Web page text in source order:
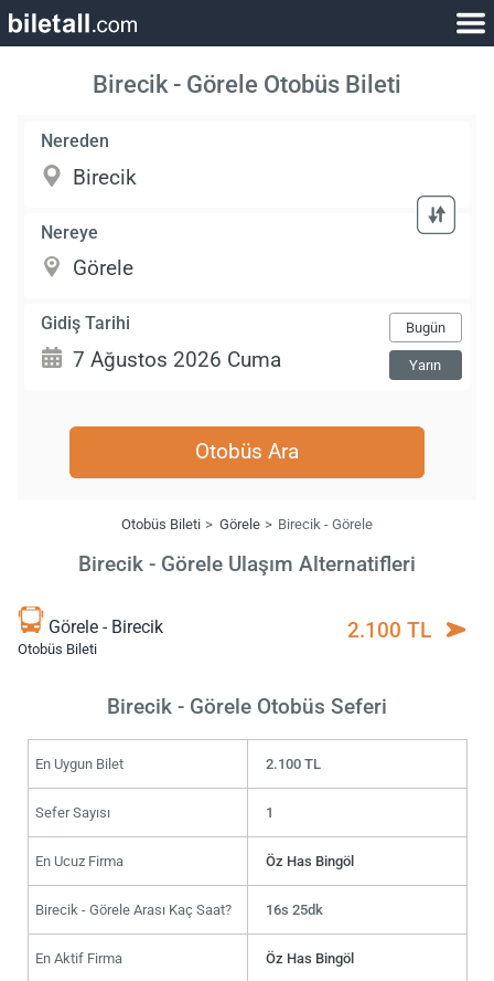
Birecik - Görele Otobüs Bileti
Nereden
Nereye
Gidiş Tarihi Bugün
Yarın
Otobüs Ara
Otobüs Bileti Görele Birecik - Görele
Birecik - Görele Ulaşım Alternatifleri
Görele - Birecik
Otobüs Bileti
2.100 TL
Birecik - Görele Otobüs Seferi
En Uygun Bilet 2.100 TL
Sefer Sayısı 1
En Ucuz Firma Öz Has Bingöl
Birecik - Görele Arası Kaç Saat? 16s 25dk
En Aktif Firma Öz Has Bingöl